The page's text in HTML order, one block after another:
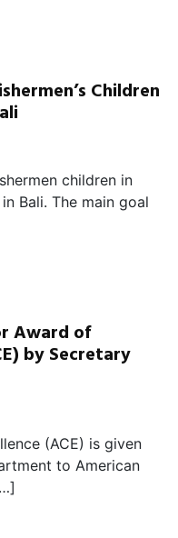
Children
children in
Bali. The main goal
Award of
by Secretary
(ACE) is given
to American